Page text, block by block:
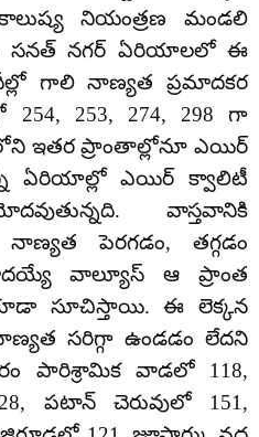
కాలుష్య నియంత్రణ మండలి
సనత్ నగర్ ఏరియాలలో ఈ
గాలి నాణ్యత ప్రమాదకర
253, 274, 298 గా
ఇతర ప్రాంతాల్లోనూ ఎయిర్
ఏరియాల్లో ఎయిర్ క్వాలిటీ
వాస్తవానికి
పెరగడం, తగ్గడం
వాల్యూస్ ఆ ప్రాంత
కూడా సూచిస్తాయి. ఈ లెక్కన
సరిగ్గా ఉండడం లేదని
పారిశ్రామిక వాడలో 118,
పటాన్ చెరువులో 151,